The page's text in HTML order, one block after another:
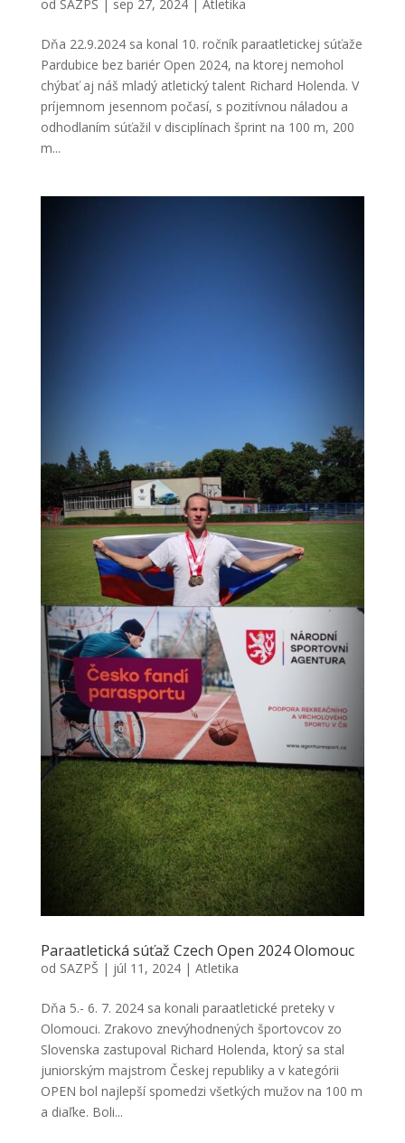
od SAZPŠ sep 27, 2024| Atletika
Dňa 22.9.2024 sa konal 10. ročník paraatletickej súťaže
Pardubice bez bariér Open 2024, na ktorej nemohol
chýbať aj náš mladý atletický talent Richard Holenda. V
príjemnom jesennom počasí, s pozitívnou náladou a
odhodlaním súťažil v disciplínach šprint na 100 m, 200
m...
Paraatletická súťaž Czech Open 2024 Olomouc
od SAZPŠ | júl 11, 2024| Atletika
Dňa 5.- 6. 7. 2024 sa konali paraatletické preteky v
Olomouci. Zrakovo znevýhodnených športovcov zo
Slovenska zastupoval Richard Holenda, ktorý sa stal
juniorským majstrom Českej republiky a v kategórii
OPEN bol najlepší spomedzi všetkých mužov na 100 m
a diaľke. Boli...